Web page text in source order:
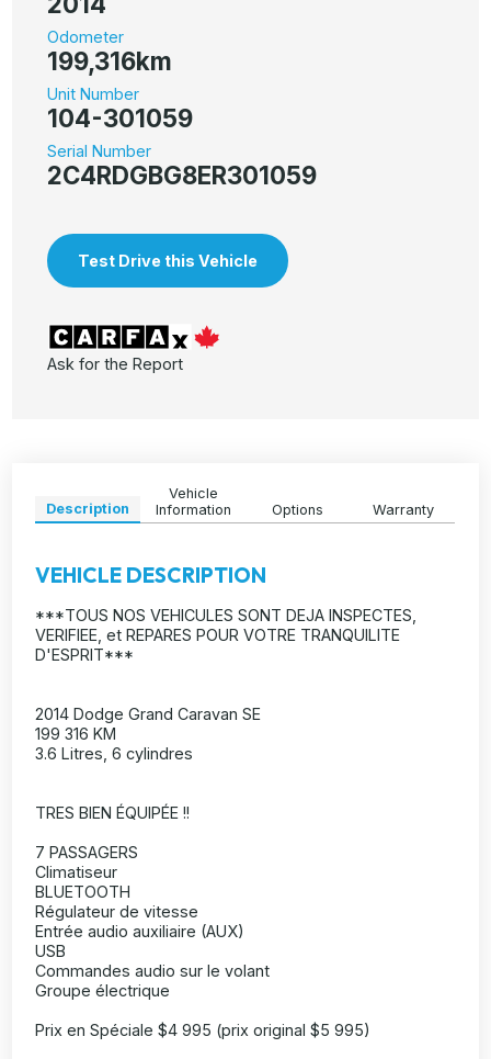
Odometer
199,316km
Unit Number
104-301059
Serial Number
2C4RDGBG8ER301059
Test Drive this Vehicle
Ask for the Report
Description
Vehicle
Information
Options Warranty
VEHICLE DESCRIPTION
***TOUS NOS VEHICULES SONT DEJA INSPECTES,
VERIFIEE, et REPARES POUR VOTRE TRANQUILITE
D'ESPRIT***
2014 Dodge Grand Caravan SE
199 316 KM
3.6 Litres, 6 cylindres
TRES BIEN ÉQUIPÉE !!
7 PASSAGERS
Climatiseur
BLUETOOTH
Régulateur de vitesse
Entrée audio auxiliaire (AUX)
USB
Commandes audio sur le volant
Groupe électrique
Prix en Spéciale $4 995 (prix original $5 995)